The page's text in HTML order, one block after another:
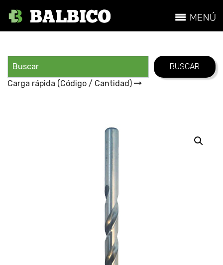
Carga rápida (Código / Cantidad)